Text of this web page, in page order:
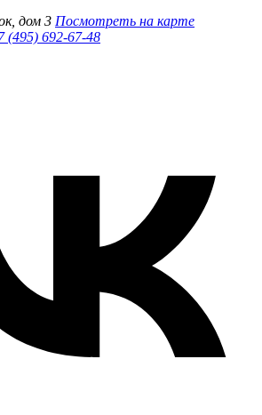
дом 3 Посмотреть на карте
(495) 692-67-48‬